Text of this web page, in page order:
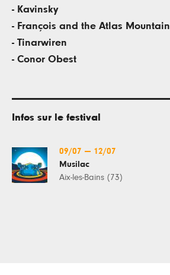
- Kavinsky
- François and the Atlas Mountain
- Tinarwiren
- Conor Obest
Infos sur le festival
09/07 — 12/07
Musilac
Aix-les-Bains (73)